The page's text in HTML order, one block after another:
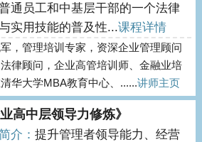
通员工和中基层干部的一个法律
实用技能的普及性...课程详情
，管理培训专家，资深企业管理顾问
律顾问，企业高管培训师、金融业培
华大学MBA教育中心、......讲师主页
业高中层领导力修炼》
介：提升管理者领导能力、经营